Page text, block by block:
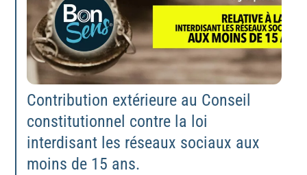
Contribution extérieure au Conseil
constitutionnel contre la loi
interdisant les réseaux sociaux aux
moins de 15 ans.